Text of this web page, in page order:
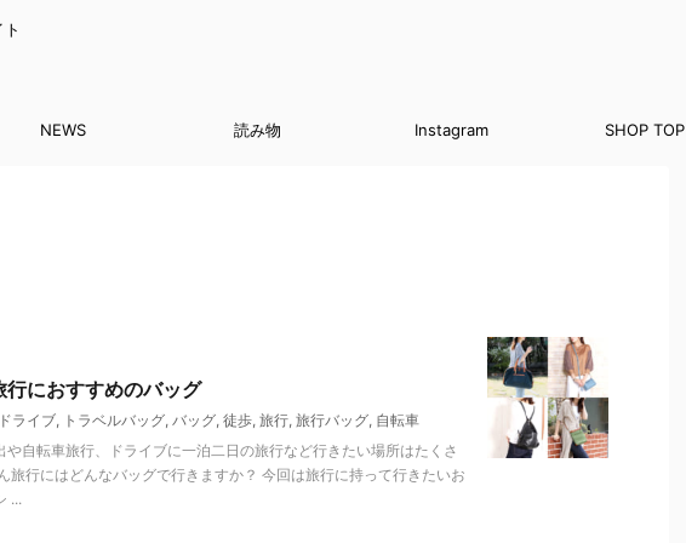
NEWS 読み物 Instagram SHOP TOP
におすすめのバッグ
ドライブ, トラベルバッグ, バッグ, 徒歩, 旅行, 旅行バッグ, 自転車
自転車旅行、ドライブに一泊二日の旅行など行きたい場所はたくさ
旅行にはどんなバッグで行きますか？ 今回は旅行に持って行きたいお
...